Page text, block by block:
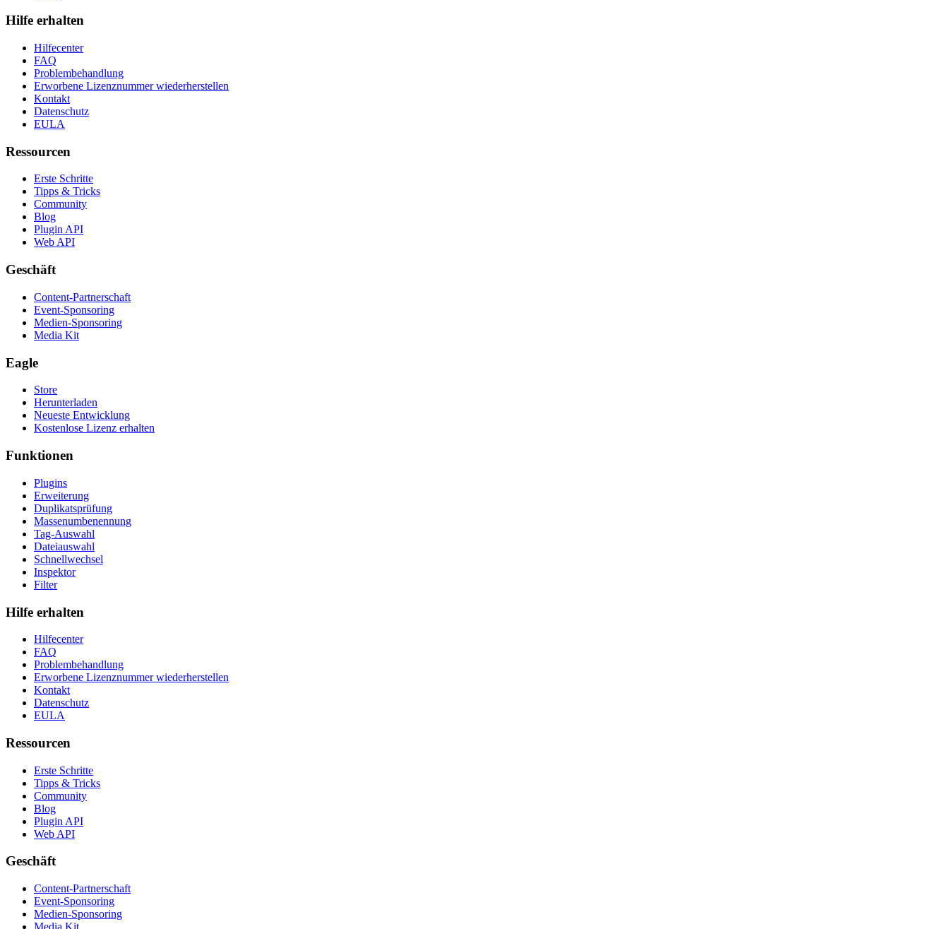
Hilfe erhalten
Hilfecenter
FAQ
Problembehandlung
Erworbene Lizenznummer wiederherstellen
Kontakt
Datenschutz
EULA
Ressourcen
Erste Schritte
Tipps & Tricks
Community
Blog
Plugin API
Web API
Geschäft
Content-Partnerschaft
Event-Sponsoring
Medien-Sponsoring
Media Kit
Eagle
Store
Herunterladen
Neueste Entwicklung
Kostenlose Lizenz erhalten
Funktionen
Plugins
Erweiterung
Duplikatsprüfung
Massenumbenennung
Tag-Auswahl
Dateiauswahl
Schnellwechsel
Inspektor
Filter
Hilfe erhalten
Hilfecenter
FAQ
Problembehandlung
Erworbene Lizenznummer wiederherstellen
Kontakt
Datenschutz
EULA
Ressourcen
Erste Schritte
Tipps & Tricks
Community
Blog
Plugin API
Web API
Geschäft
Content-Partnerschaft
Event-Sponsoring
Medien-Sponsoring
Media Kit